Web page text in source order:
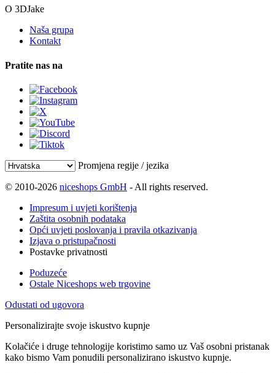
O 3DJake
Naša grupa
Kontakt
Pratite nas na
Promjena regije / jezika
© 2010-2026 niceshops GmbH - All rights reserved.
Impresum i uvjeti korištenja
Zaštita osobnih podataka
Opći uvjeti poslovanja i pravila otkazivanja
Izjava o pristupačnosti
Postavke privatnosti
Poduzeće
Ostale Niceshops web trgovine
Odustati od ugovora
Personalizirajte svoje iskustvo kupnje
Kolačiće i druge tehnologije koristimo samo uz Vaš osobni pristanak
kako bismo Vam ponudili personalizirano iskustvo kupnje.